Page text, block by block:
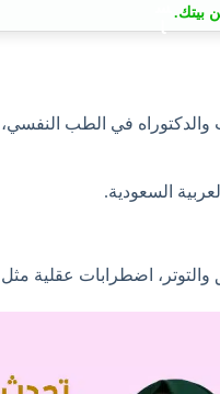
بيتك.
في الطب النفسي،
والتوتر، اضطرابات